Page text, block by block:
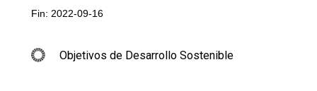
Fin: 2022-09-16
Objetivos de Desarrollo Sostenible